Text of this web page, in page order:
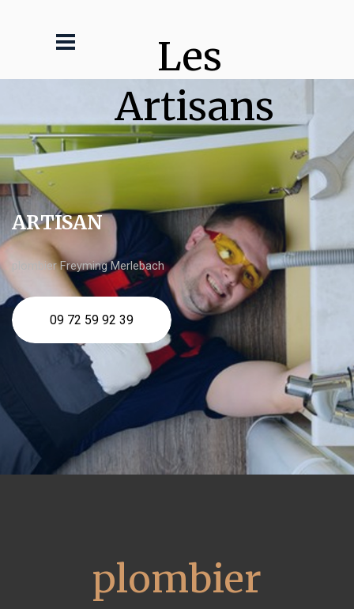
Les
Artisans
ARTISAN
plombier Freyming Merlebach
09 72 59 92 39
plombier